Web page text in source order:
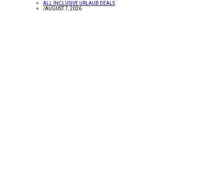
ALL INCLUSIVE URLAUB DEALS
/AUGUST 7, 2026